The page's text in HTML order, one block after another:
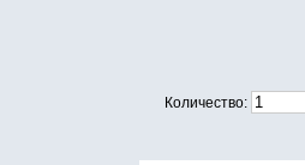
Количество: